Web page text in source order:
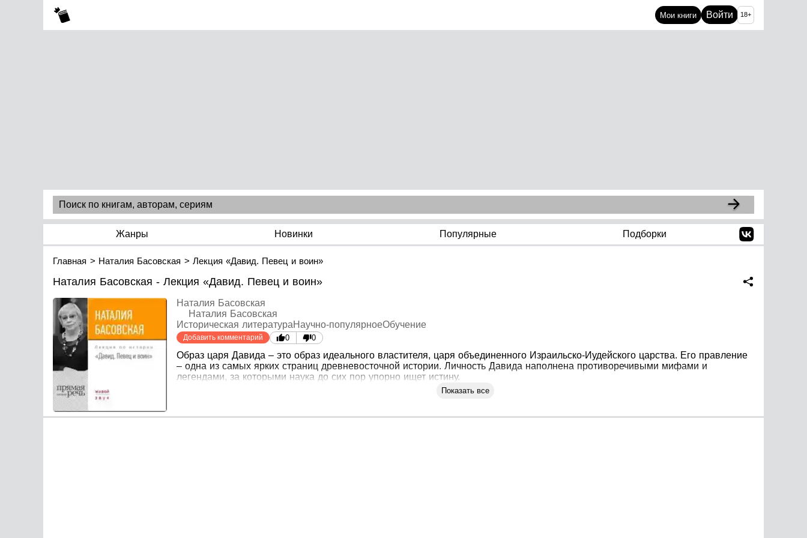
Мои книги Войти 18+
Жанры Новинки Популярные Подборки
Главная Наталия Басовская Лекция «Давид. Певец и воин»
Наталия Басовская - Лекция «Давид. Певец и воин»
Наталия Басовская
Наталия Басовская
Историческая литератураНаучно-популярноеОбучение
Добавить комментарий 0 0
Образ царя Давида – это образ идеального властителя, царя объединенного Израильско-Иудейского царства. Его правление
– одна из самых ярких страниц древневосточной истории. Личность Давида наполнена противоречивыми мифами и
легендами, за которыми наука до сих пор упорно ищет истину.
Показать все